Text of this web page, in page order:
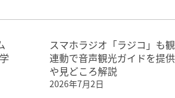
スマホラジオ「ラジコ」も
連動で音声観光ガイドを提
や見どころ解説
2026年7月2日